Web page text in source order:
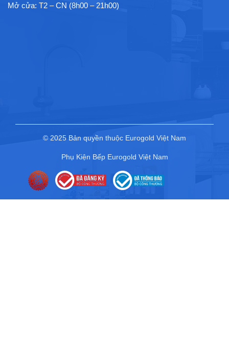
Mở cửa: T2 – CN (8h00 – 21h00)
© 2025 Bản quyền thuộc Eurogold Việt Nam
Phụ Kiện Bếp Eurogold Việt Nam